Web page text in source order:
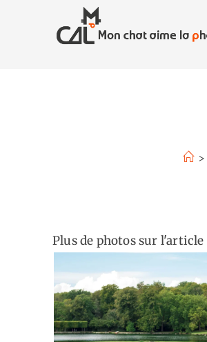
>
Plus de photos sur l'article